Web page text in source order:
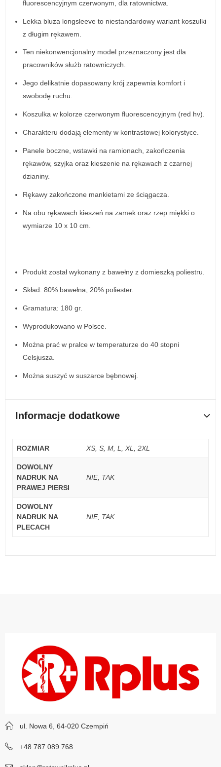
fluorescencyjnym czerwonym, dla ratownictwa.
Lekka bluza longsleeve to niestandardowy wariant koszulki
z długim rękawem.
Ten niekonwencjonalny model przeznaczony jest dla
pracowników służb ratowniczych.
Jego delikatnie dopasowany krój zapewnia komfort i
swobodę ruchu.
Koszulka w kolorze czerwonym fluorescencyjnym (red hv).
Charakteru dodają elementy w kontrastowej kolorystyce.
Panele boczne, wstawki na ramionach, zakończenia
rękawów, szyjka oraz kieszenie na rękawach z czarnej
dzianiny.
Rękawy zakończone mankietami ze ściągacza.
Na obu rękawach kieszeń na zamek oraz rzep miękki o
wymiarze 10 x 10 cm.
Produkt został wykonany z bawełny z domieszką poliestru.
Skład: 80% bawełna, 20% poliester.
Gramatura: 180 gr.
Wyprodukowano w Polsce.
Można prać w pralce w temperaturze do 40 stopni
Celsjusza.
Można suszyć w suszarce bębnowej.
Informacje dodatkowe
ROZMIAR XS, S, M, L, XL, 2XL
DOWOLNY
NADRUK NA
PRAWEJ PIERSI
NIE, TAK
DOWOLNY
NADRUK NA
PLECACH
NIE, TAK
ul. Nowa 6, 64-020 Czempiń
+48 787 089 768